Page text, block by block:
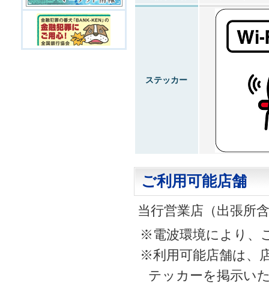
ステッカー
ご利用可能店舗
当行営業店（出張所
※電波環境により、
※利用可能店舗は、
テッカーを掲示い